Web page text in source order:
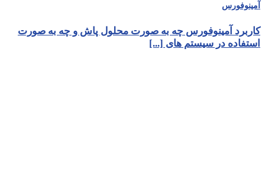
آمینوفورس
کاربرد آمینوفورس چه به صورت محلول پاش و چه به صورت
استفاده در سیستم های [...]